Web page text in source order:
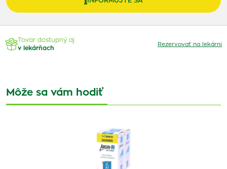
Tovar dostupný aj
v lekárňach
Rezervovať na lekárni
Môže sa vám hodiť